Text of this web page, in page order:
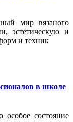
мир вязаного
эстетическую и
и техник
в школе
состояние